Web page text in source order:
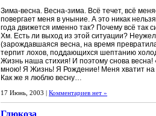
Зима-весна. Весна-зима. Всё течет, всё
повергает меня в уныние. А это никак
года движется именно так? Почему всё
Хм. Есть ли выход из этой ситуации?
(зарождавшаяся весна, на время
терпит лохов, поддающихся шептанию
Жизнь наша стихия! И поэтому снова
мною! Я Жизнь! Я Рождение! Меня хватит на
Как же я люблю весну…
17 Июнь, 2003 | Комментариев нет »
Глюкоза